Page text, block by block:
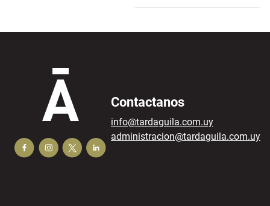
Contactanos
info@tardaguila.com.uy
administracion@tardaguila.com.uy